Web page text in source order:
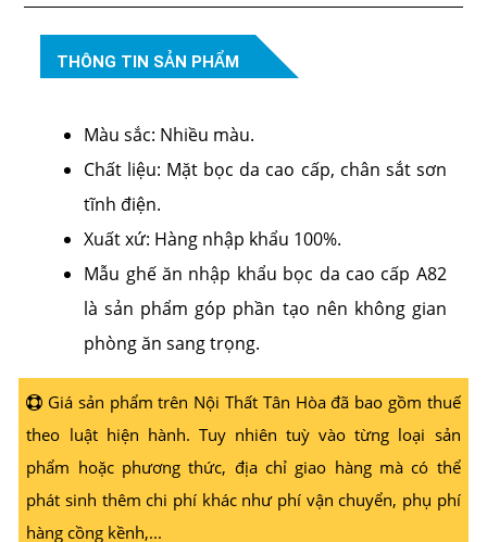
THÔNG TIN SẢN PHẨM
Màu sắc: Nhiều màu.
Chất liệu: Mặt bọc da cao cấp, chân sắt sơn
tĩnh điện.
Xuất xứ: Hàng nhập khẩu 100%.
Mẫu ghế ăn nhập khẩu bọc da cao cấp A82
là sản phẩm góp phần tạo nên không gian
phòng ăn sang trọng.
Giá sản phẩm trên Nội Thất Tân Hòa đã bao gồm thuế
theo luật hiện hành. Tuy nhiên tuỳ vào từng loại sản
phẩm hoặc phương thức, địa chỉ giao hàng mà có thể
phát sinh thêm chi phí khác như phí vận chuyển, phụ phí
hàng cồng kềnh,...